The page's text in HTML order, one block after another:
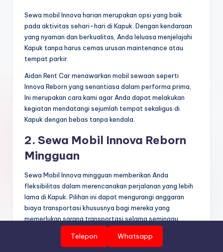
Sewa mobil Innova harian merupakan opsi yang baik
pada aktivitas sehari-hari di Kapuk. Dengan kendaraan
yang nyaman dan berkualitas, Anda leluasa menjelajahi
Kapuk tanpa harus cemas urusan maintenance atau
tempat parkir.
Aidan Rent Car menawarkan mobil sewaan seperti
Innova Reborn yang senantiasa dalam performa prima,
Ini merupakan cara kami agar Anda dapat melakukan
kegiatan mendatangi sejumlah tempat sekaligus di
Kapuk dengan bebas tanpa kendala.
2. Sewa Mobil Innova Reborn
Mingguan
Sewa Mobil Innova mingguan memberikan Anda
fleksibilitas dalam merencanakan perjalanan yang lebih
lama di Kapuk. Pilihan ini dapat mengurangi anggaran
biaya transportasi khususnya bagi mereka yang
memerlukan sarana transportasi selama seminggu..
Disamping lebih hemat, layanan sewa mobil innova
mingguan Kapuk membuat anda dapat menikmati
Telepon Whatsapp